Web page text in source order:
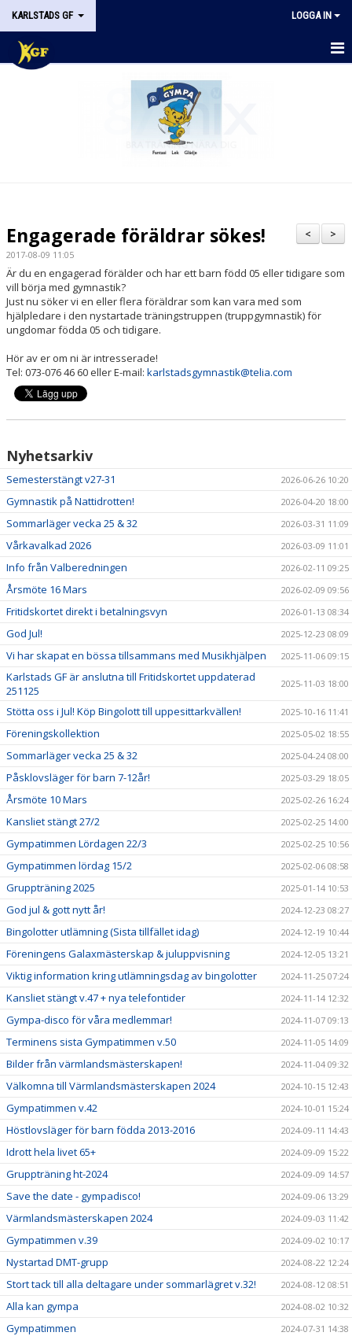
KARLSTADS GF LOGGA IN
NYHETER
KALENDER
STÖDMEDLEM
KONTAKT
PRISER & TERMINSTIDER
BLI LEDARE
FÖRENINGSKOLLEKTION
HYRA KGF-LOKALEN
SPONSORER
>
<
Engagerade föräldrar sökes!
2017-08-09 11:05
Är du en engagerad förälder och har ett barn född 05 eller tidigare som
vill börja med gymnastik?
Just nu söker vi en eller flera föräldrar som kan vara med som
hjälpledare i den nystartade träningstruppen (truppgymnastik) för
ungdomar födda 05 och tidigare.
Hör av er om ni är intresserade!
Tel: 073-076 46 60 eller E-mail: karlstadsgymnastik@telia.com
Nyhetsarkiv
Semesterstängt v27-31 2026-06-26 10:20
Gymnastik på Nattidrotten! 2026-04-20 18:00
Sommarläger vecka 25 & 32 2026-03-31 11:09
Vårkavalkad 2026 2026-03-09 11:01
Info från Valberedningen 2026-02-11 09:25
Årsmöte 16 Mars 2026-02-09 09:56
Fritidskortet direkt i betalningsvyn 2026-01-13 08:34
God Jul! 2025-12-23 08:09
Vi har skapat en bössa tillsammans med Musikhjälpen 2025-11-06 09:15
Karlstads GF är anslutna till Fritidskortet uppdaterad
251125
2025-11-03 18:00
Stötta oss i Jul! Köp Bingolott till uppesittarkvällen! 2025-10-16 11:41
Föreningskollektion 2025-05-02 18:55
Sommarläger vecka 25 & 32 2025-04-24 08:00
Påsklovsläger för barn 7-12år! 2025-03-29 18:05
Årsmöte 10 Mars 2025-02-26 16:24
Kansliet stängt 27/2 2025-02-25 14:00
Gympatimmen Lördagen 22/3 2025-02-25 10:56
Gympatimmen lördag 15/2 2025-02-06 08:58
Gruppträning 2025 2025-01-14 10:53
God jul & gott nytt år! 2024-12-23 08:27
Bingolotter utlämning (Sista tillfället idag) 2024-12-19 10:44
Föreningens Galaxmästerskap & juluppvisning 2024-12-05 13:21
Viktig information kring utlämningsdag av bingolotter 2024-11-25 07:24
Kansliet stängt v.47 + nya telefontider 2024-11-14 12:32
Gympa-disco för våra medlemmar! 2024-11-07 09:13
Terminens sista Gympatimmen v.50 2024-11-05 14:09
Bilder från värmlandsmästerskapen! 2024-11-04 09:32
Välkomna till Värmlandsmästerskapen 2024 2024-10-15 12:43
Gympatimmen v.42 2024-10-01 15:24
Höstlovsläger för barn födda 2013-2016 2024-09-11 14:43
Idrott hela livet 65+ 2024-09-09 15:22
Gruppträning ht-2024 2024-09-09 14:57
Save the date - gympadisco! 2024-09-06 13:29
Värmlandsmästerskapen 2024 2024-09-03 11:42
Gympatimmen v.39 2024-09-02 10:17
Nystartad DMT-grupp 2024-08-22 12:24
Stort tack till alla deltagare under sommarlägret v.32! 2024-08-12 08:51
Alla kan gympa 2024-08-02 10:32
Gympatimmen 2024-07-31 14:38